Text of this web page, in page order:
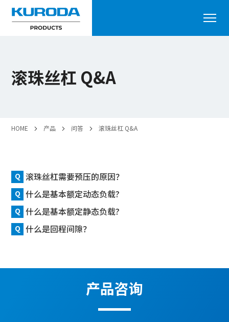
滚珠丝杠 Q&A
HOME 产品 问答 滚珠丝杠 Q&A
滚珠丝杠需要预压的原因？
什么是基本额定动态负载?
什么是基本额定静态负载?
什么是回程间隙？
产品咨询